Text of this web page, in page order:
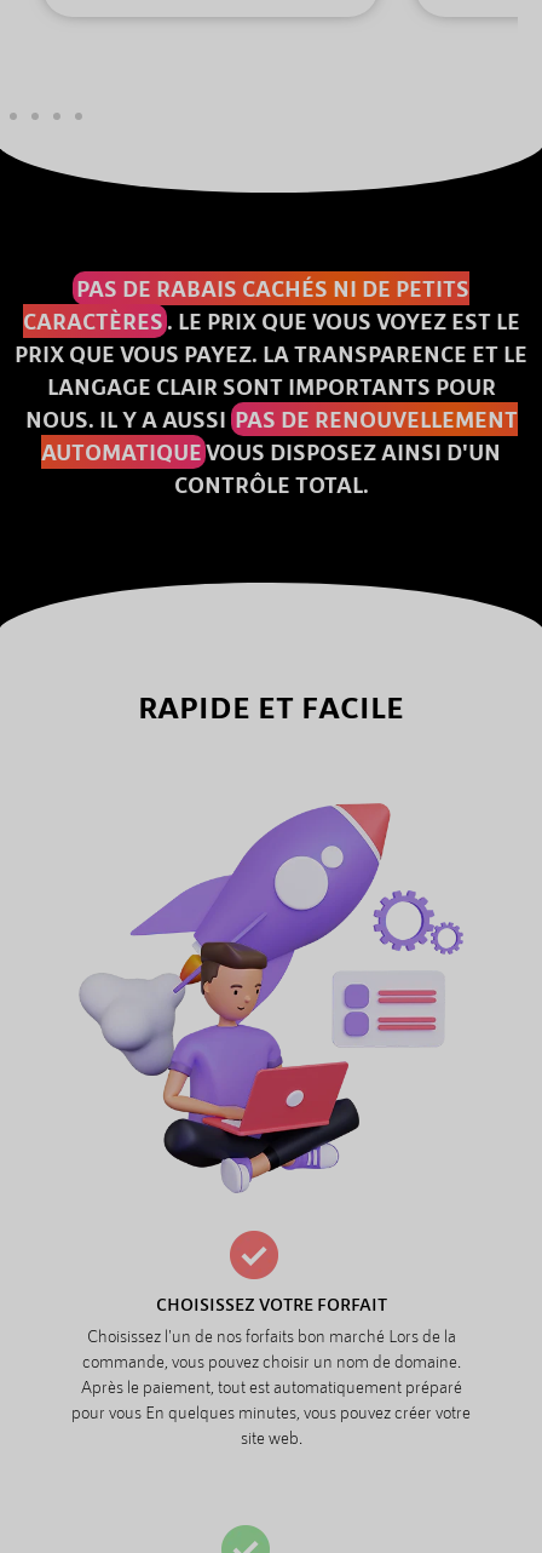
PAS DE RABAIS CACHÉS NI DE PETITS
CARACTÈRES. LE PRIX QUE VOUS VOYEZ EST LE
PRIX QUE VOUS PAYEZ. LA TRANSPARENCE ET LE
LANGAGE CLAIR SONT IMPORTANTS POUR
NOUS. IL Y A AUSSI PAS DE RENOUVELLEMENT
AUTOMATIQUEVOUS DISPOSEZ AINSI D'UN
CONTRÔLE TOTAL.
RAPIDE ET FACILE
CHOISISSEZ VOTRE FORFAIT
Choisissez l'un de nos forfaits bon marché Lors de la
commande, vous pouvez choisir un nom de domaine.
Après le paiement, tout est automatiquement préparé
pour vous En quelques minutes, vous pouvez créer votre
site web.